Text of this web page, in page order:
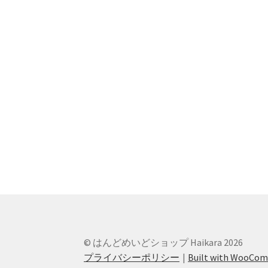
© はんどめいどショップ Haikara 2026
プライバシーポリシー
Built with